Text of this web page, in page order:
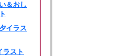
＆おし
イラス
ラスト